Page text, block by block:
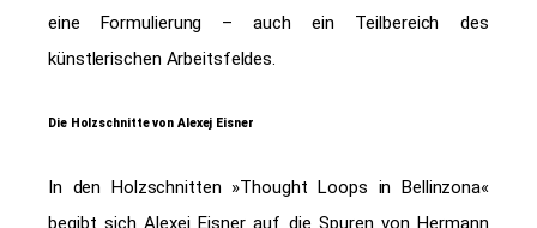
eine Formulierung –
auch ein Teilbereich des
künstlerischen Arbeitsfeldes.
Die Holzschnitte von Alexej Eisner
In den Holzschnitten »Thought Loops in Bellinzona«
begibt sich Alexej Eisner auf die Spuren von Hermann